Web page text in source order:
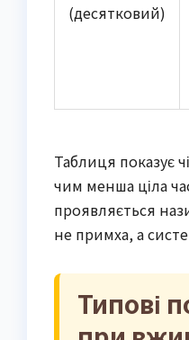
(десятковий)
Таблиця показує
чим менша ціла
проявляється
не примха, а
Типові